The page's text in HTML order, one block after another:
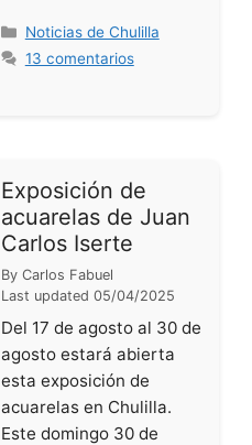
Categorías
Noticias de Chulilla
13 comentarios
Exposición de
acuarelas de Juan
Carlos Iserte
By Carlos Fabuel
Last updated 05/04/2025
Del 17 de agosto al 30 de
agosto estará abierta
esta exposición de
acuarelas en Chulilla.
Este domingo 30 de